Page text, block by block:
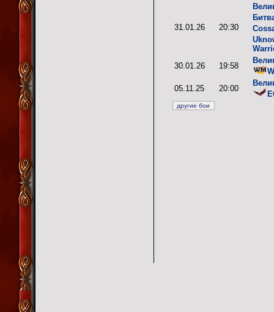
31.01.26 20:30
30.01.26
19:58
05.11.25
20:00